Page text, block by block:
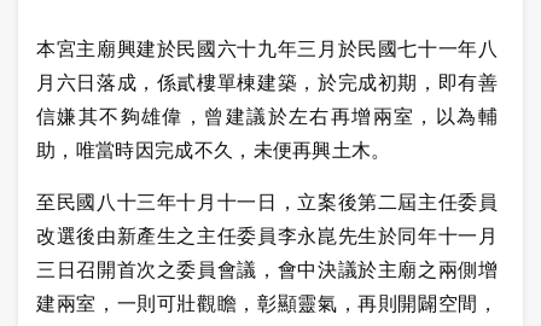
本宮主廟興建於民國六十九年三月於民國七十一年八
月六日落成，係貳樓單棟建築，於完成初期，即有善
信嫌其不夠雄偉，曾建議於左右再增兩室，以為輔
助，唯當時因完成不久，未便再興土木。
至民國八十三年十月十一日，立案後第二屆主任委員
改選後由新產生之主任委員李永崑先生於同年十一月
三日召開首次之委員會議，會中決議於主廟之兩側增
建兩室，一則可壯觀瞻，彰顯靈氣，再則開闢空間，